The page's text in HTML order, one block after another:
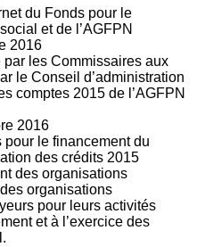
du Fonds pour le
et de l’AGFPN
2016
les Commissaires aux
le Conseil d’administration
comptes 2015 de l’AGFPN
2016
pour le financement du
des crédits 2015
des organisations
organisations
pour leurs activités
et à l’exercice des